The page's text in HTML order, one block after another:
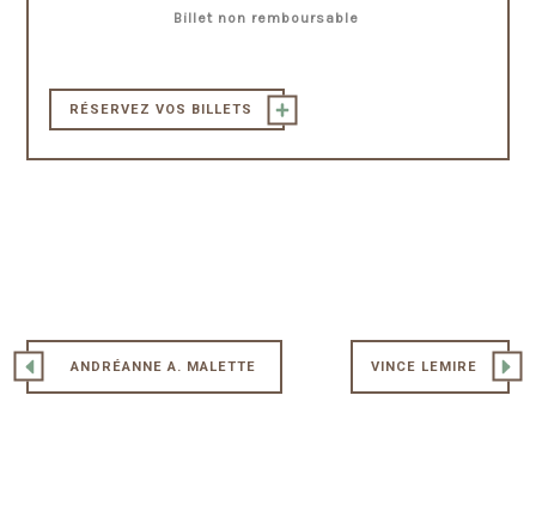
Billet non remboursable
RÉSERVEZ VOS BILLETS
ANDRÉANNE A. MALETTE VINCE LEMIRE